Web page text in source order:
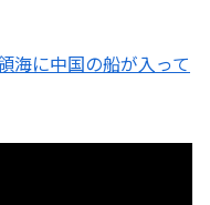
海に中国の船が入って